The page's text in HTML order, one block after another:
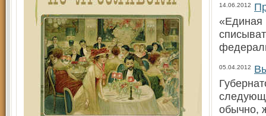
14.06.2012
«Единая
05.04.2012
обычно,